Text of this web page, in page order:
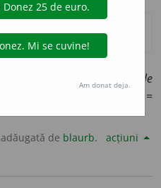
luntrea cu ale ei vintrele
galeră =
adăugată de blaurb. acțiuni
Am donat deja.